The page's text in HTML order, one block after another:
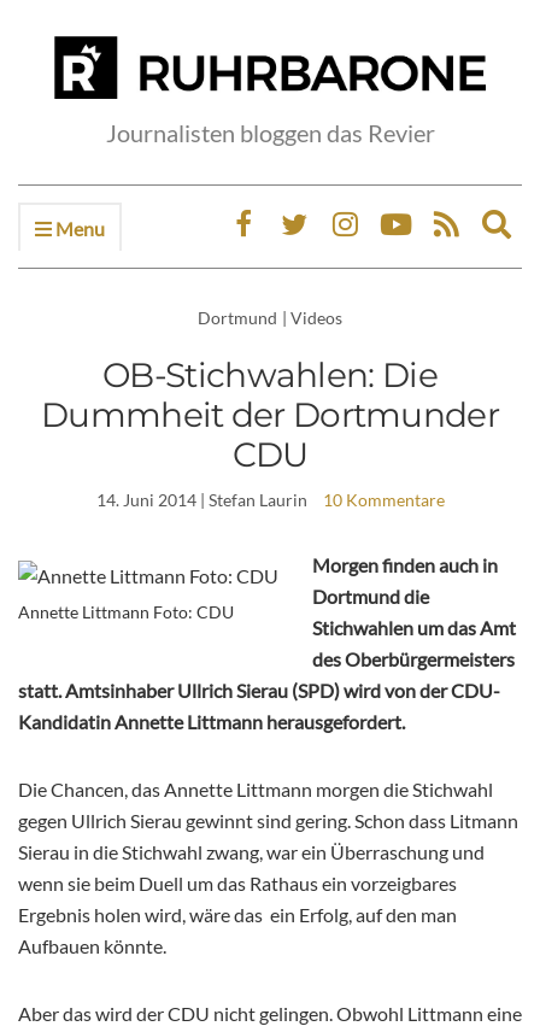
Journalisten bloggen das Revier
Menu
Dortmund | Videos
OB-Stichwahlen: Die
Dummheit der Dortmunder
CDU
14. Juni 2014| Stefan Laurin 10 Kommentare
Annette Littmann Foto: CDU
Morgen finden auch in
Dortmund die
Stichwahlen um das Amt
des Oberbürgermeisters
statt. Amtsinhaber Ullrich Sierau (SPD) wird von der CDU-
Kandidatin Annette Littmann herausgefordert.
Die Chancen, das Annette Littmann morgen die Stichwahl
gegen Ullrich Sierau gewinnt sind gering. Schon dass Litmann
Sierau in die Stichwahl zwang, war ein Überraschung und
wenn sie beim Duell um das Rathaus ein vorzeigbares
Ergebnis holen wird, wäre das ein Erfolg, auf den man
Aufbauen könnte.
Aber das wird der CDU nicht gelingen. Obwohl Littmann eine